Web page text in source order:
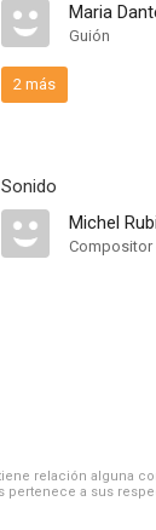
Maria
Guión
2 más
Sonido
Michel
Compositor
relación alguna
a sus